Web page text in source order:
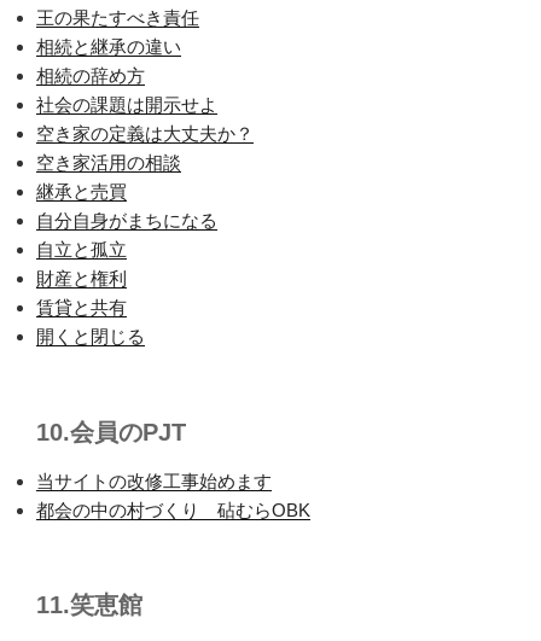
王の果たすべき責任
相続と継承の違い
相続の辞め方
社会の課題は開示せよ
空き家の定義は大丈夫か？
空き家活用の相談
継承と売買
自分自身がまちになる
自立と孤立
財産と権利
賃貸と共有
開くと閉じる
10.会員のPJT
当サイトの改修工事始めます
都会の中の村づくり 砧むらOBK
11.笑恵館